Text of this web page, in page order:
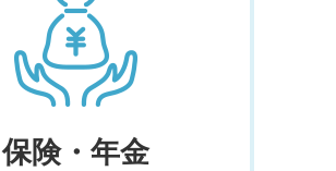
保険・年金